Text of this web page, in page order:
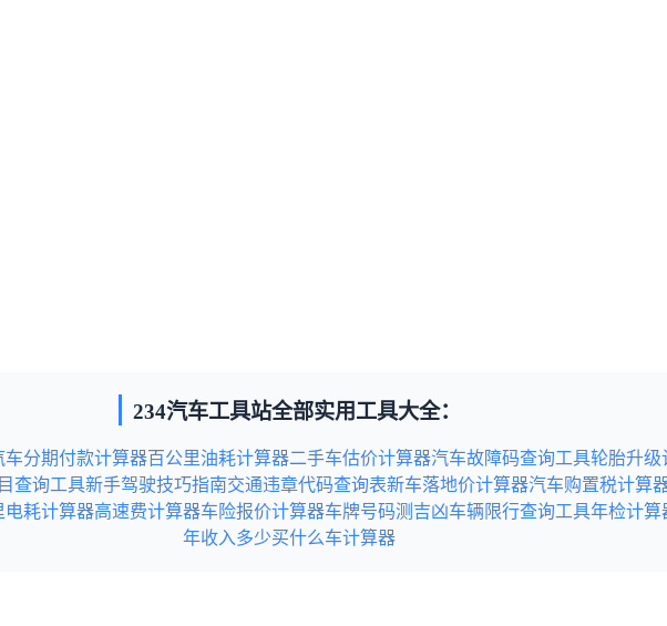
234汽车工具站全部实用工具大全：
车分期付款计算器百公里油耗计算器二手车估价计算器汽车故障码查询工具轮胎升级
查询工具新手驾驶技巧指南交通违章代码查询表新车落地价计算器汽车购置税计算
电耗计算器高速费计算器车险报价计算器车牌号码测吉凶车辆限行查询工具年检计算
年收入多少买什么车计算器